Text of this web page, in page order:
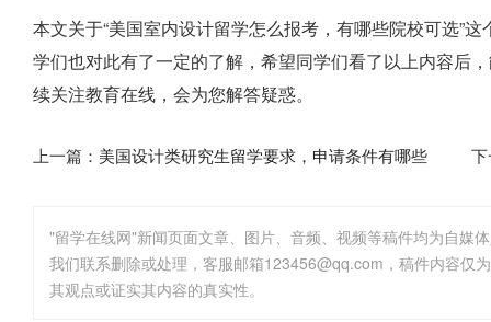
本文关于“美国室内设计留学怎么报考，有哪些院校可选”
学们也对此有了一定的了解，希望同学们看了以上内容后
续关注教育在线，会为您解答疑惑。
上一篇： 美国设计类研究生留学要求，申请条件有哪些
"留学在线网"新闻页面文章、图片、音频、视频等稿件均为自媒
其观点或证实其内容的真实性。